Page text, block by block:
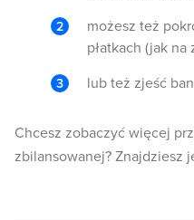
możesz też
płatkach (jak na
lub też zjeść
Chcesz zobaczyć więcej
zbilansowanej? Znajdziesz